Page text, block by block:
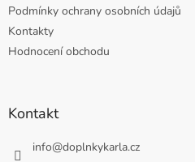
Podmínky ochrany osobních údajů
Kontakty
Hodnocení obchodu
Kontakt
info@doplnkykarla.cz